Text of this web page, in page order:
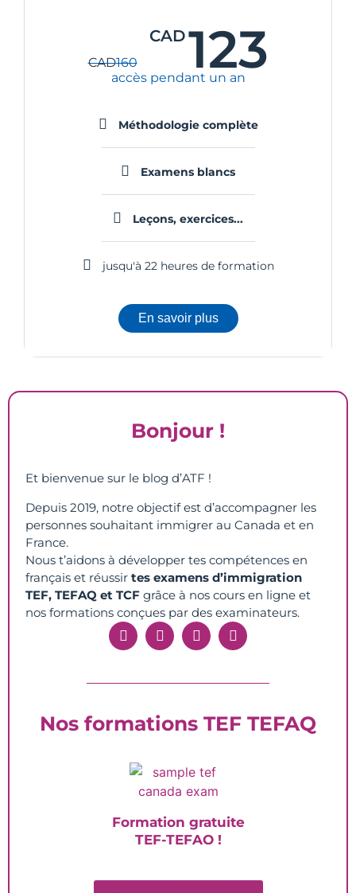
CAD160
CAD123
accès pendant un an
Méthodologie complète
Examens blancs
Leçons, exercices...
jusqu'à 22 heures de formation
En savoir plus
Bonjour !
Et bienvenue sur le blog d’ATF !
Depuis 2019, notre objectif est d’accompagner les
personnes souhaitant immigrer au Canada et en
France.
Nous t’aidons à développer tes compétences en
français et réussir tes examens d’immigration
TEF, TEFAQ et TCF grâce à nos cours en ligne et
nos formations conçues par des examinateurs.
Nos formations TEF TEFAQ
Formation gratuite
TEF-TEFAQ !